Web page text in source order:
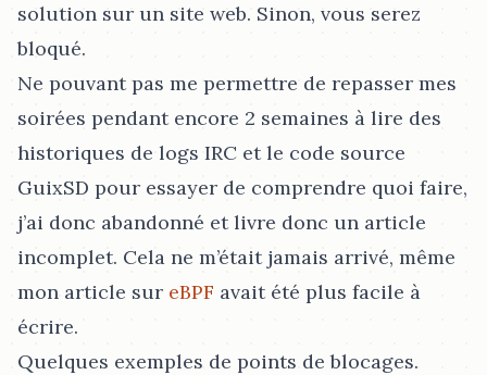
solution sur un site web. Sinon, vous serez
bloqué.
Ne pouvant pas me permettre de repasser mes
soirées pendant encore 2 semaines à lire des
historiques de logs IRC et le code source
GuixSD pour essayer de comprendre quoi faire,
j’ai donc abandonné et livre donc un article
incomplet. Cela ne m’était jamais arrivé, même
mon article sur eBPF avait été plus facile à
écrire.
Quelques exemples de points de blocages.